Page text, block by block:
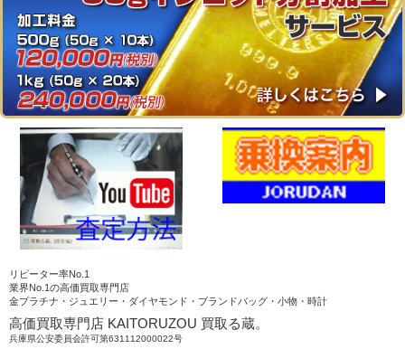
リピーター率No.1
業界No.1の高価買取専門店
金プラチナ・ジュエリー・ダイヤモンド・ブランドバッグ・小物・時計
高価買取専門店 KAITORUZOU 買取る蔵。
兵庫県公安委員会許可第631112000022号